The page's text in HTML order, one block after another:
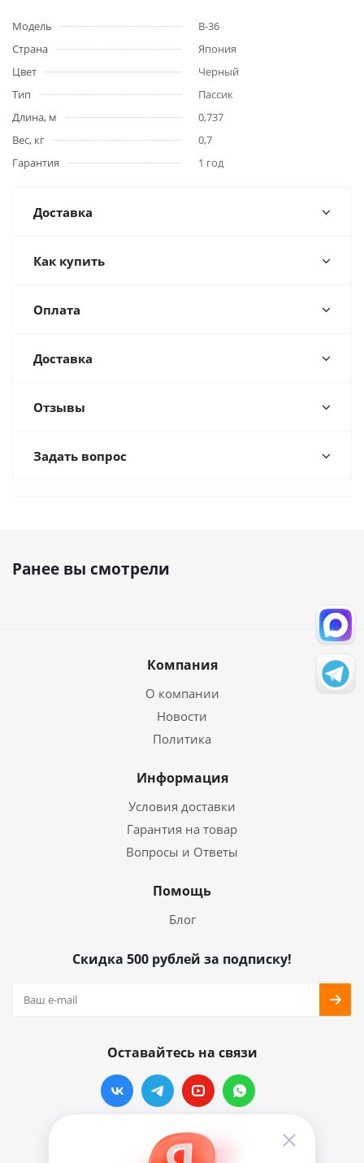
Модель
B-36
Страна
Япония
Цвет
Черный
Тип
Пассик
Длина, м
0,737
Вес, кг
0,7
Гарантия
1 год
Доставка
Как купить
Оплата
Доставка
Отзывы
Задать вопрос
Ранее вы смотрели
Компания
О компании
Новости
Политика
Информация
Условия доставки
Гарантия на товар
Вопросы и Ответы
Помощь
Блог
Скидка 500 рублей за подписку!
Оставайтесь на связи
Наши контакты